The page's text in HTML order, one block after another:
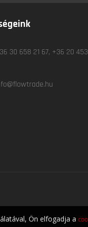
30 658 21 67, +36 20
Ön elfogadja a